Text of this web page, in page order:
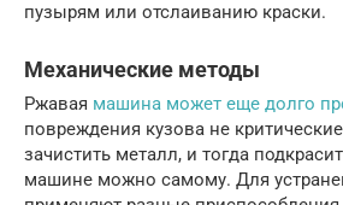
пузырям или отслаиванию краски.
Механические методы
Ржавая машина может еще долго
повреждения кузова не
зачистить металл, и тогда
машине можно самому. Для